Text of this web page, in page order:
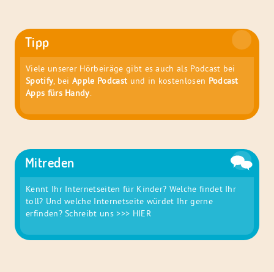
Tipp
Viele unserer Hörbeiräge gibt es auch als Podcast bei
Spotify, beiApple Podcast und in kostenlosen Podcast
Apps fürs Handy.
Mitreden
Kennt Ihr Internetseiten für Kinder? Welche findet Ihr
toll? Und welche Internetseite würdet Ihr gerne
erfinden? Schreibt uns>>> HIER